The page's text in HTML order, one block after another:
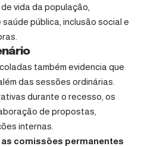
vida da população,
pública, inclusão social e
também evidencia que
das sessões ordinárias.
durante o recesso, os
de propostas,
internas.
comissões permanentes